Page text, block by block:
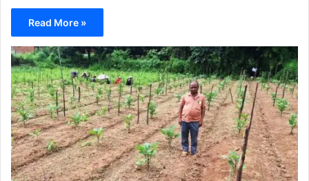
Read More »